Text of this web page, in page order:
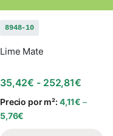
8948-10
Lime Mate
35,42€ - 252,81€
Precio por m²: 4,11€ –
5,76€